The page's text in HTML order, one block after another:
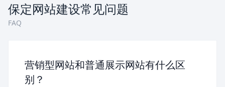
保定网站建设常见问题
FAQ
营销型网站和普通展示网站有什么区
别？